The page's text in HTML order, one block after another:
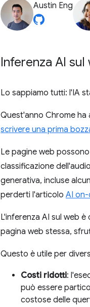
Austin Eng
Inferenza AI sul
Lo sappiamo tutti: l'IA
Quest'anno Chrome ha
scrivere una prima
Le pagine web
classificazione
generativa, incluse
perderti l'articolo AI
L'inferenza AI sul web
pagina web stessa,
Questo è utile per
Costi ridotti:
può essere
costose delle